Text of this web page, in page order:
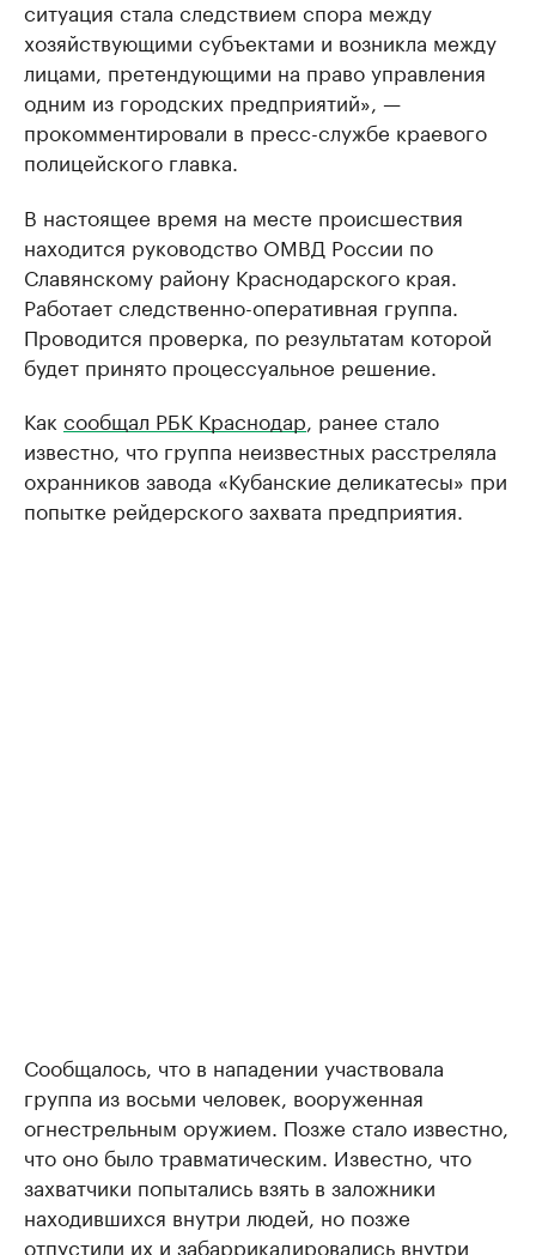
ситуация стала следствием спора между
хозяйствующими субъектами и возникла между
лицами, претендующими на право управления
одним из городских предприятий», —
прокомментировали в пресс-службе краевого
полицейского главка.
В настоящее время на месте происшествия
находится руководство ОМВД России по
Славянскому району Краснодарского края.
Работает следственно-оперативная группа.
Проводится проверка, по результатам которой
будет принято процессуальное решение.
Как сообщал РБК Краснодар, ранее стало
известно, что группа неизвестных расстреляла
охранников завода «Кубанские деликатесы» при
попытке рейдерского захвата предприятия.
Сообщалось, что в нападении участвовала
группа из восьми человек, вооруженная
огнестрельным оружием. Позже стало известно,
что оно было травматическим. Известно, что
захватчики попытались взять в заложники
находившихся внутри людей, но позже
отпустили их и забаррикадировались внутри